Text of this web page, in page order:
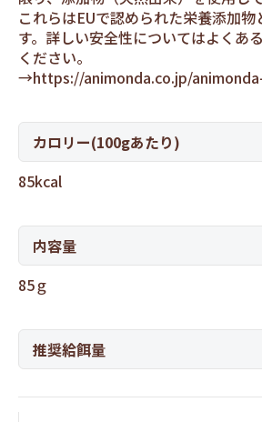
これらはEUで認められた栄養添加
す。詳しい安全性についてはよくあ
ください。
→https://animonda.co.jp/
カロリー(100gあたり)
85kcal
内容量
85ｇ
推奨給餌量